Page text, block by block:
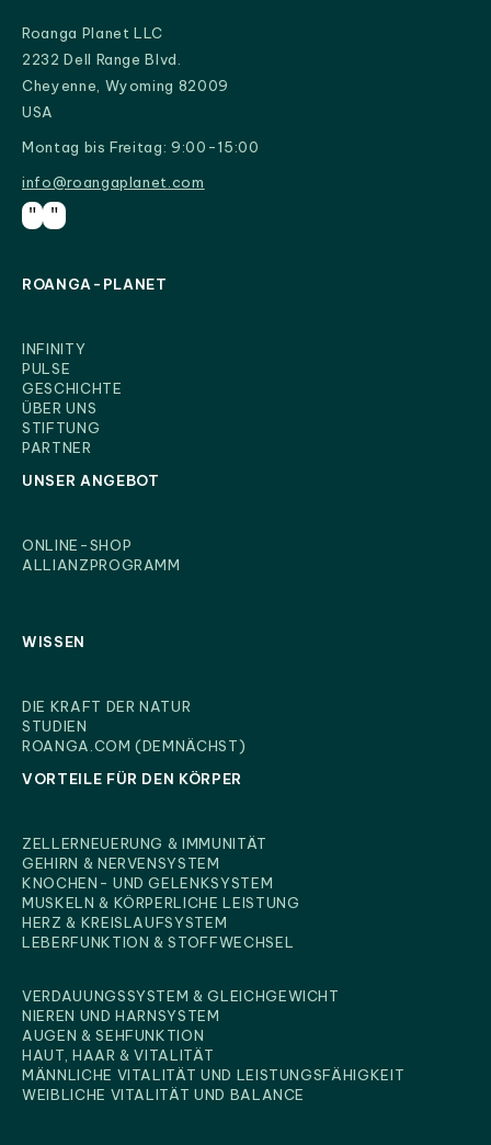
Roanga Planet LLC
2232 Dell Range Blvd.
Cheyenne, Wyoming 82009
USA
Montag bis Freitag: 9:00-15:00
info@roangaplanet.com
info@roangaplanet.com
" "
ROANGA-PLANET
INFINITY
PULSE
GESCHICHTE
ÜBER UNS
STIFTUNG
PARTNER
UNSER ANGEBOT
ONLINE-SHOP
ALLIANZPROGRAMM
WISSEN
DIE KRAFT DER NATUR
STUDIEN
ROANGA.COM (DEMNÄCHST)
VORTEILE FÜR DEN KÖRPER
ZELLERNEUERUNG & IMMUNITÄT
GEHIRN & NERVENSYSTEM
KNOCHEN- UND GELENKSYSTEM
MUSKELN & KÖRPERLICHE LEISTUNG
HERZ & KREISLAUFSYSTEM
LEBERFUNKTION & STOFFWECHSEL
VORTEILE FÜR DEN KÖRPER
VERDAUUNGSSYSTEM & GLEICHGEWICHT
NIEREN UND HARNSYSTEM
AUGEN & SEHFUNKTION
HAUT, HAAR & VITALITÄT
MÄNNLICHE VITALITÄT UND LEISTUNGSFÄHIGKEIT
WEIBLICHE VITALITÄT UND BALANCE